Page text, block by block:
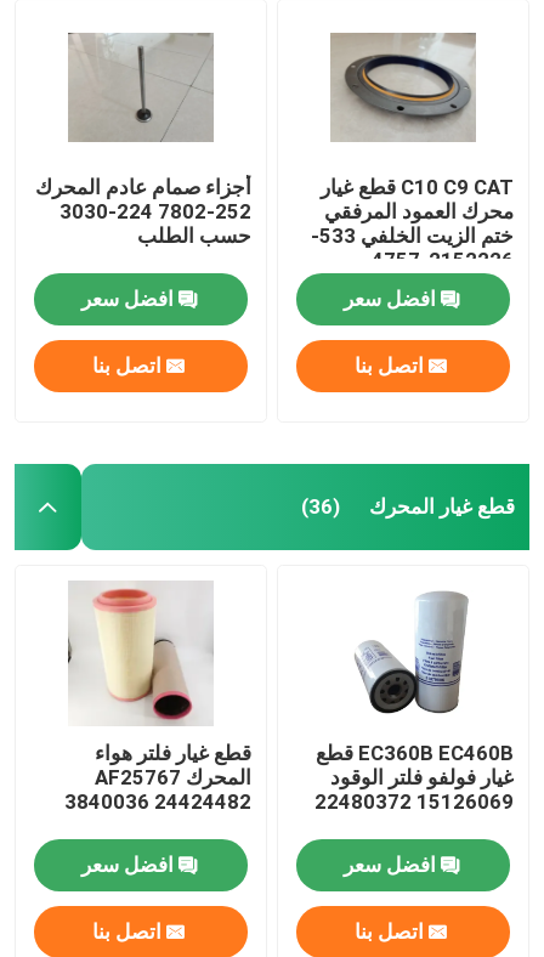
C10 C9 CAT قطع غيار
محرك العمود المرفقي
ختم الزيت الخلفي 533-
2152226-4757
2264757
افضل سعر
اتصل بنا
أجزاء صمام عادم المحرك
252-7802 224-3030
حسب الطلب
افضل سعر
اتصل بنا
قطع غيار المحرك (36)
EC360B EC460B قطع
غيار فولفو فلتر الوقود
15126069 22480372
افضل سعر
اتصل بنا
قطع غيار فلتر هواء
المحرك AF25767
3840036 24424482
افضل سعر
اتصل بنا